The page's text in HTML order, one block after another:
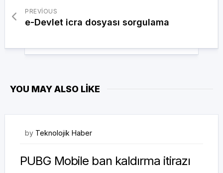
PREVIOUS
e-Devlet icra dosyası sorgulama
YOU MAY ALSO LIKE
by Teknolojik Haber
PUBG Mobile ban kaldırma itirazı